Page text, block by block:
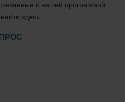
с нашей программой
здесь.